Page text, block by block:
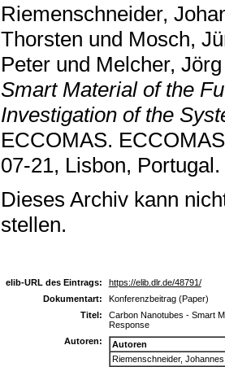
Riemenschneider,
Thorsten und Mosch,
Peter und Melcher, Jörg
Smart Material of the
Investigation of the
ECCOMAS.
07-21, Lisbon, Portugal.
Dieses Archiv kann
stellen.
elib-URL des Eintrags:
https://elib.dlr.de/48791/
Dokumentart:
Konferenzbeitrag (Paper)
Titel:
Carbon Nanotubes - Smart
Response
Autoren:
Autoren
Riemenschneider, Johannes